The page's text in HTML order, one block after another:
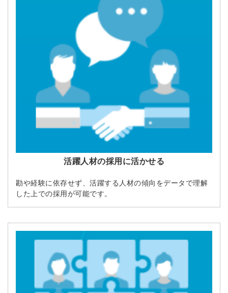
活躍人材の採用に活かせる
勘や経験に依存せず、活躍する人材の傾向をデータで理解
した上での採用が可能です。